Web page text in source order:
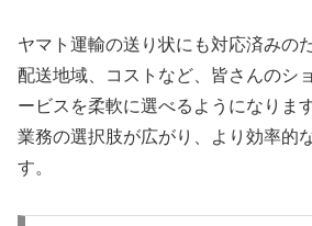
ヤマト運輸の送り状にも対応済みの
配送地域、コストなど、皆さんのシ
ービスを柔軟に選べるようになりま
業務の選択肢が広がり、より効率的
す。